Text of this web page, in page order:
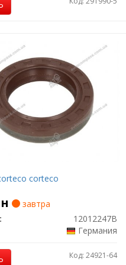
corteco
завтра
12012247B
Германия
Код: 24921-64